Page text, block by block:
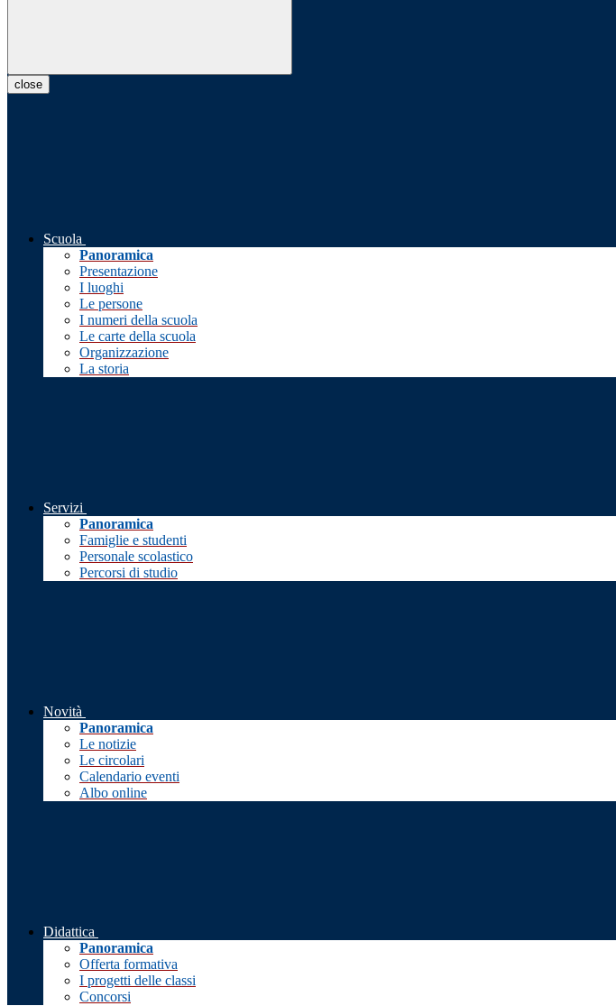
close
Scuola
Panoramica
Presentazione
I luoghi
Le persone
I numeri della scuola
Le carte della scuola
Organizzazione
La storia
Servizi
Panoramica
Famiglie e studenti
Personale scolastico
Percorsi di studio
Novità
Panoramica
Le notizie
Le circolari
Calendario eventi
Albo online
Didattica
Panoramica
Offerta formativa
I progetti delle classi
Concorsi